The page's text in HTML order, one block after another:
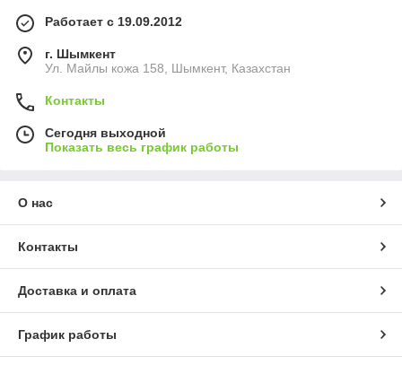
Работает с 19.09.2012
г. Шымкент
Ул. Майлы кожа 158, Шымкент, Казахстан
Контакты
Сегодня выходной
Показать весь график работы
О нас
Контакты
Доставка и оплата
График работы